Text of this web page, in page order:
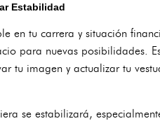
Estabilidad
en tu carrera y situación
para nuevas posibilidades.
tu imagen y actualizar tu
se estabilizará,